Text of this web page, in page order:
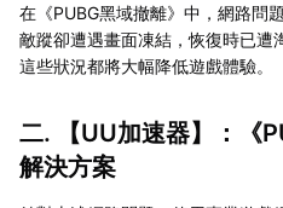
在《PUBG黑域撤離》中，網路問
敵蹤卻遭遇畫面凍結，恢復時已遭
這些狀況都將大幅降低遊戲體驗。
二. 【UU加速器】：《
解決方案